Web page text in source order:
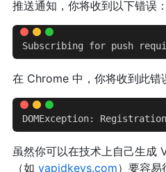
推送通知，你将收到以下错误：
Subscribing for push
在 Chrome 中，你将收到此错
DOMException:
虽然你可以在技术上自己生成
（如 vapidkeys.com）要容